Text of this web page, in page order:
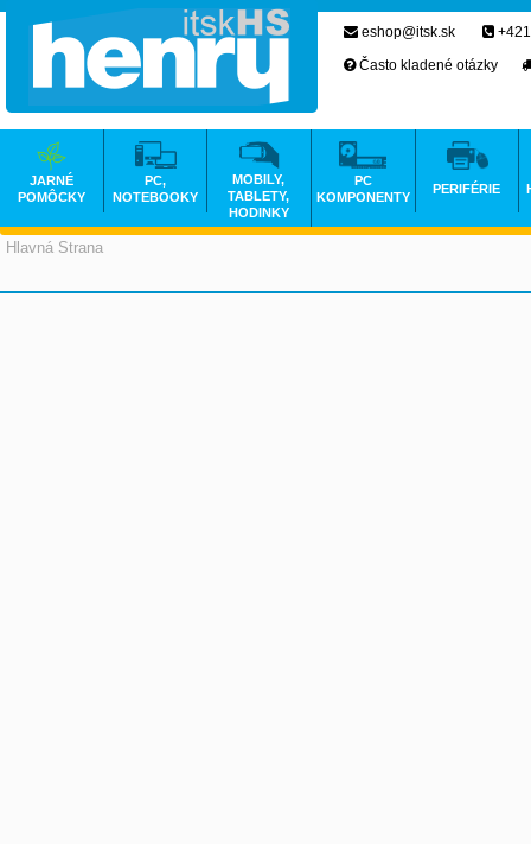
Hlavná Strana
eshop@itsk.sk
Často kladené otázky
JARNÉ
POMÔCKY
PC,
NOTEBOOKY
MOBILY,
TABLETY,
HODINKY
PC
KOMPONENTY
PERIFÉRIE